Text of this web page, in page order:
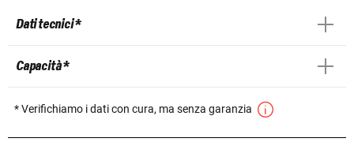
Dati tecnici *
Capacità *
* Verifichiamo i dati con cura, ma senza garanzia